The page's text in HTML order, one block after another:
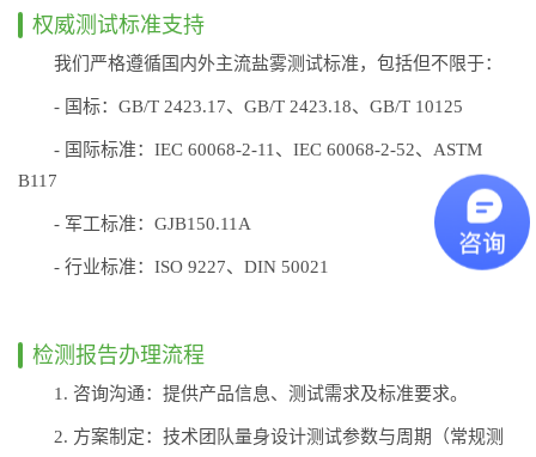
权威测试标准支持
我们严格遵循国内外主流盐雾测试标准，包括但不限于：
- 国标：GB/T 2423.17、GB/T 2423.18、GB/T 10125
- 国际标准：IEC 60068-2-11、IEC 60068-2-52、ASTM
B117
- 军工标准：GJB150.11A
- 行业标准：ISO 9227、DIN 50021
检测报告办理流程
1. 咨询沟通：提供产品信息、测试需求及标准要求。
2. 方案制定：技术团队量身设计测试参数与周期（常规测